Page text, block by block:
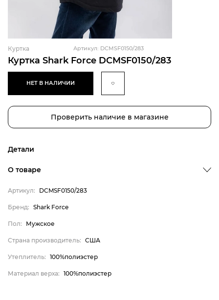
Куртка Shark Force DCMSF0150/283
Куртка Артикул: DCMSF0150/283
НЕТ В НАЛИЧИИ
Проверить наличие в магазине
Детали
Бренд
Пол
Страна производитель
Утеплитель
О товаре
Артикул: DCMSF0150/283
Бренд: Shark Force
Пол: Мужское
Страна производитель: США
Утеплитель: 100%полиэстер
Материал верха: 100%полиэстер